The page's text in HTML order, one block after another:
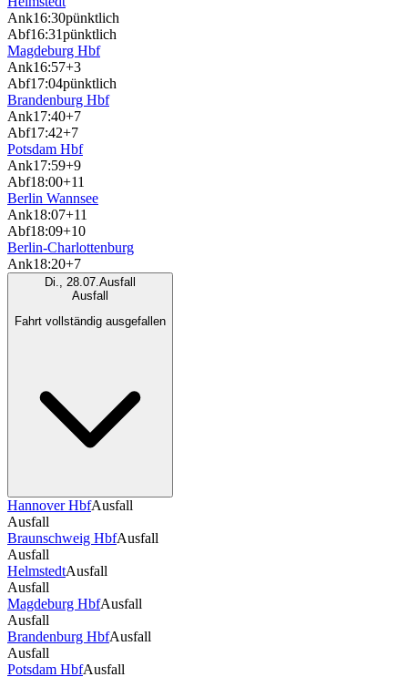
Ank16:30pünktlich
Abf16:31pünktlich
Magdeburg Hbf
Ank16:57+3
Abf17:04pünktlich
Brandenburg Hbf
Ank17:40+7
Abf17:42+7
Potsdam Hbf
Ank17:59+9
Abf18:00+11
Berlin Wannsee
Ank18:07+11
Abf18:09+10
Berlin-Charlottenburg
Ank18:20+7
Di., 28.07.Ausfall
Ausfall
Fahrt vollständig ausgefallen
Hannover HbfAusfall
Ausfall
Braunschweig HbfAusfall
Ausfall
HelmstedtAusfall
Ausfall
Magdeburg HbfAusfall
Ausfall
Brandenburg HbfAusfall
Ausfall
Potsdam HbfAusfall